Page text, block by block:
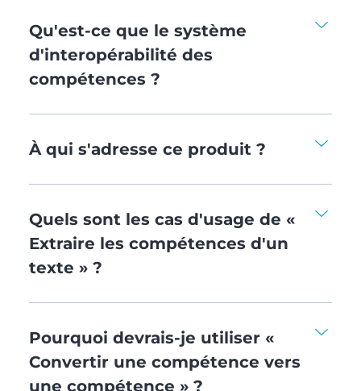
Qu'est-ce que le système
d'interopérabilité des
compétences ?
À qui s'adresse ce produit ?
Quels sont les cas d'usage de «
Extraire les compétences d'un
texte​ » ?
Pourquoi devrais-je utiliser «
Convertir une compétence vers
une compétence » ?